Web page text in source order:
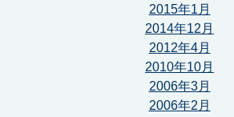
2015年1月
2014年12月
2012年4月
2010年10月
2006年3月
2006年2月